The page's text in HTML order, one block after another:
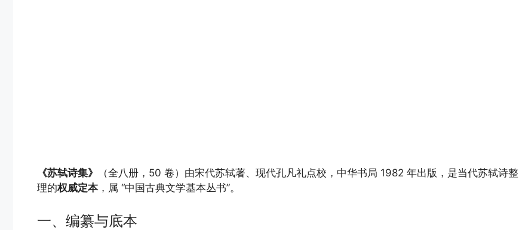
《苏轼诗集》
（全八册，50 卷）由宋代苏轼著、现代孔凡礼点校，中华书局 1982 年出版，是当代苏轼诗整
理的权威定本，属 “中国古典文学基本丛书”。
一、编纂与底本